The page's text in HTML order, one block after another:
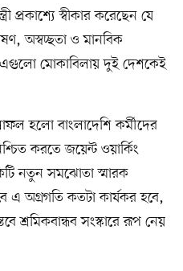
প্রকাশ্যে স্বীকার করেছেন যে
অস্বচ্ছতা ও মানবিক
এগুলো মোকাবিলায় দুই দেশকেই
হলো বাংলাদেশি কর্মীদের
করতে জয়েন্ট ওয়ার্কিং
নতুন সমঝোতা স্মারক
এ অগ্রগতি কতটা কার্যকর হবে,
শ্রমিকবান্ধব সংস্কারে রূপ নেয়